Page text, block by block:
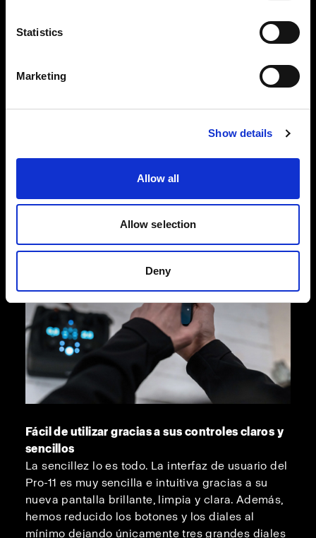
Statistics
Marketing
Show details
Allow all
Allow selection
Deny
Diseñado para perdurar con un rendimiento
El Pro-11 se ha diseñado para capturar grandes
volúmenes de imágenes con una consistencia
tan resistente y duradero que continuará
Fácil de utilizar gracias a sus controles claros y
sencillos
La sencillez lo es todo. La interfaz de usuario del
Pro-11 es muy sencilla e intuitiva gracias a su
nueva pantalla brillante, limpia y clara. Además,
hemos reducido los botones y los diales al
mínimo dejando únicamente tres grandes diales